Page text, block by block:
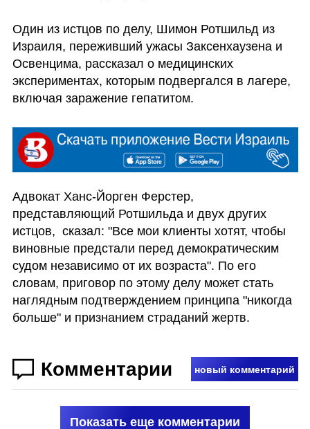
Один из истцов по делу, Шимон Ротшильд из
Израиля, переживший ужасы Заксенхаузена и
Освенцима, рассказал о медицинских
экспериментах, которым подвергался в лагере,
включая заражение гепатитом.
Адвокат Ханс-Йорген Ферстер,
представляющий Ротшильда и двух других
истцов,  сказал: "Все мои клиенты хотят, чтобы
виновные предстали перед демократическим
судом независимо от их возраста". По его
словам, приговор по этому делу может стать
наглядным подтверждением принципа "никогда
больше" и признанием страданий жертв.
Комментарии новый комментарий
Показать еще комментарии